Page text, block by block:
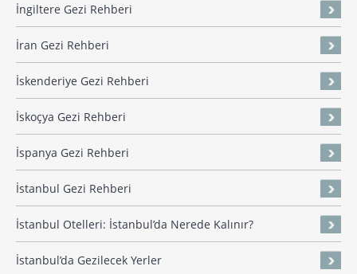
İngiltere Gezi Rehberi
İran Gezi Rehberi
İskenderiye Gezi Rehberi
İskoçya Gezi Rehberi
İspanya Gezi Rehberi
İstanbul Gezi Rehberi
İstanbul Otelleri: İstanbul’da Nerede Kalınır?
İstanbul’da Gezilecek Yerler